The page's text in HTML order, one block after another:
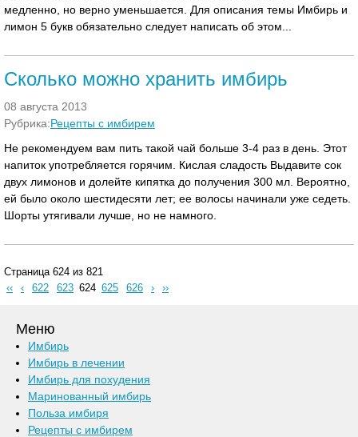
медленно, но верно уменьшается. Для описания темы Имбирь и
лимон 5 букв обязательно следует написать об этом...
Сколько можно хранить имбирь
08 августа 2013
Рубрика:Рецепты с имбирем
Не рекомендуем вам пить такой чай больше 3-4 раз в день. Этот
напиток употребляется горячим. Кислая сладость Выдавите сок
двух лимонов и долейте кипятка до получения 300 мл. Вероятно,
ей было около шестидесяти лет; ее волосы начинали уже седеть.
Шорты утягивали лучше, но не намного.
Страница 624 из 821
‹‹
‹ 622 623 624 625 626 › ››
Меню
Имбирь
Имбирь в лечении
Имбирь для похудения
Маринованный имбирь
Польза имбиря
Рецепты с имбирем